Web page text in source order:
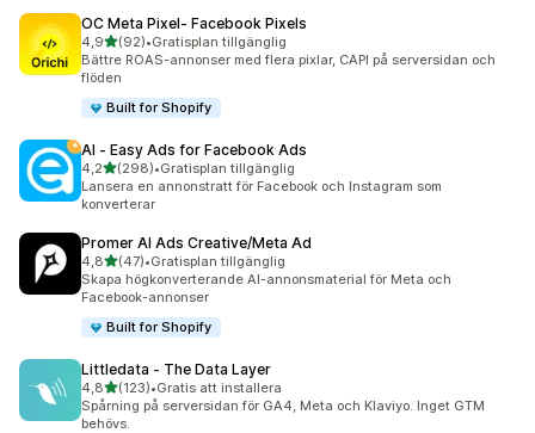
OC Meta Pixel‑ Facebook Pixels
4,9av 5 stjärnor
(92)
92 recensioner totalt
•Gratisplan tillgänglig
Bättre ROAS-annonser med flera pixlar, CAPI på serversidan och
flöden
Built for Shopify
AI ‑ Easy Ads for Facebook Ads
4,2av 5 stjärnor
(298)
298 recensioner totalt
•Gratisplan tillgänglig
Lansera en annonstratt för Facebook och Instagram som
konverterar
Promer AI Ads Creative/Meta Ad
4,8av 5 stjärnor
(47)
47 recensioner totalt
•Gratisplan tillgänglig
Skapa högkonverterande AI-annonsmaterial för Meta och
Facebook-annonser
Built for Shopify
Littledata ‑ The Data Layer
4,8av 5 stjärnor
(123)
123 recensioner totalt
•Gratis att installera
Spårning på serversidan för GA4, Meta och Klaviyo. Inget GTM
behövs.